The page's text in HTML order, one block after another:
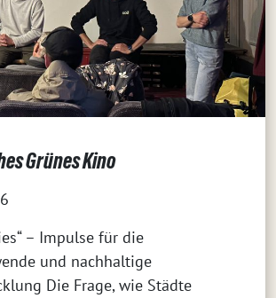
Grünes Kino
– Impulse für die
und nachhaltige
Die Frage, wie Städte